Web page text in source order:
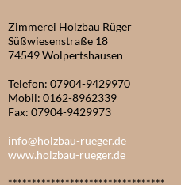
Zimmerei Holzbau Rüger
Süßwiesenstraße 18
74549 Wolpertshausen
Telefon: 07904-9429970
Mobil: 0162-8962339
Fax: 07904-9429973
info@holzbau-rueger.de
www.holzbau-rueger.de